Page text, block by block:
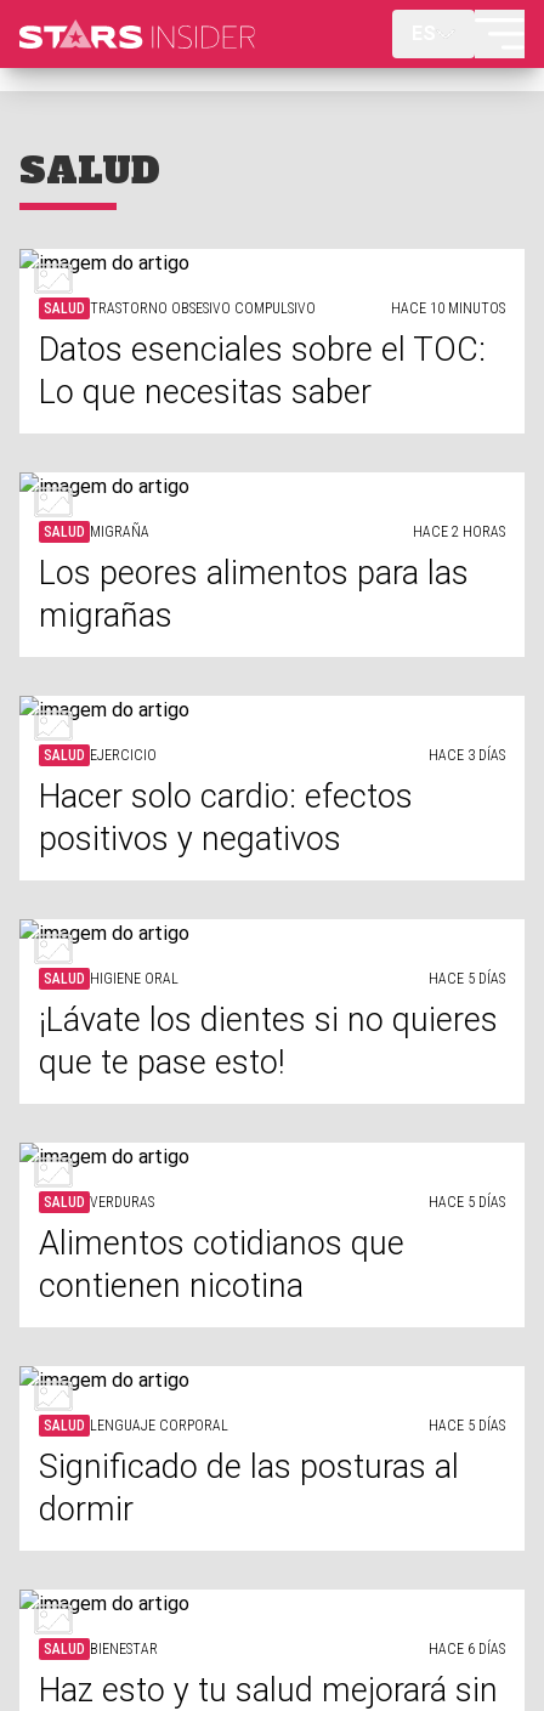
SALUD
SALUD TRASTORNO OBSESIVO COMPULSIVO HACE 10 MINUTOS
Datos esenciales sobre el TOC:
Lo que necesitas saber
SALUD MIGRAÑA HACE 2 HORAS
Los peores alimentos para las
migrañas
SALUD EJERCICIO HACE 3 DÍAS
Hacer solo cardio: efectos
positivos y negativos
SALUD HIGIENE ORAL HACE 5 DÍAS
¡Lávate los dientes si no quieres
que te pase esto!
SALUD VERDURAS HACE 5 DÍAS
Alimentos cotidianos que
contienen nicotina
SALUD LENGUAJE CORPORAL HACE 5 DÍAS
Significado de las posturas al
dormir
SALUD BIENESTAR HACE 6 DÍAS
Haz esto y tu salud mejorará sin